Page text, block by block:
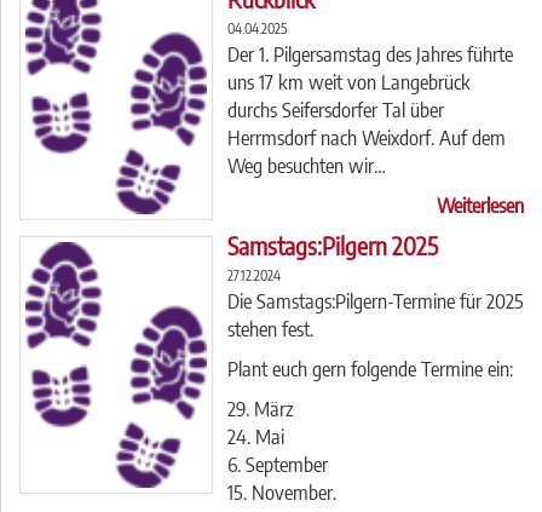
04.04.2025
Der 1. Pilgersamstag des Jahres führte
uns 17 km weit von Langebrück
durchs Seifersdorfer Tal über
Herrmsdorf nach Weixdorf. Auf dem
Weg besuchten wir…
Weiterlesen
Samstags:Pilgern 2025
27.12.2024
Die Samstags:Pilgern-Termine für 2025
stehen fest.
Plant euch gern folgende Termine ein:
29. März
24. Mai
6. September
15. November.